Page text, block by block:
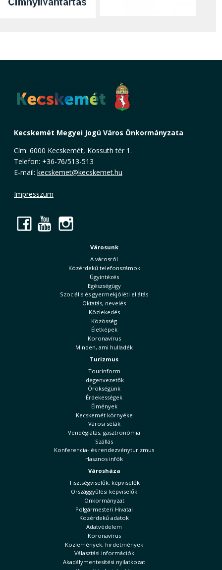
Kecskemét Megyei Jogú Város Önkormányzata
Cím: 6000 Kecskemét, Kossuth tér 1.
Telefon: +36-76/513-513
E-mail: kecskemet@kecskemet.hu
Impresszum
Facebook
YouTube
Városunk
A városról
Közérdekű telefonszámok
Ügyintézés
Egészségügy
Szociális és gyermekjóléti ellátás
Oktatás, nevelés
Közlekedés
Közösség
Életképek
Koronavírus
Minden, ami hulladék
Turizmus
Tourinform
Idegenvezetők
Örökségünk
Érdekességek
Élmények
Kecskemét környéke
Városi séták
Vendéglátás, gasztronómia
Szállás
Konferencia- és rendezvényturizmus
Hasznos infók
Városháza
Tisztségviselők, képviselők
Országgyűlési képviselők
Önkormányzat
Polgármesteri Hivatal
Közérdekű adatok
Adatvédelem
Koronavírus
Közlemények, hirdetmények
Választási információk
Akadálymentesítési nyilatkozat